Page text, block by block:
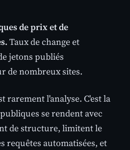
de prix et de
Taux de change et
jetons publiés
de nombreux sites.
rarement l'analyse. C'est la
se rendent avec
de structure, limitent le
requêtes automatisées, et